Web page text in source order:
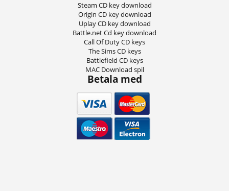
Steam CD key download
Origin CD key download
Uplay CD key download
Battle.net Cd key download
Call Of Duty CD keys
The Sims CD keys
Battlefield CD keys
MAC Download spil
Betala med